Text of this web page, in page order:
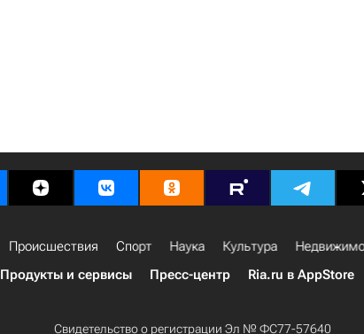
Происшествия Спорт Наука Культура
Продукты и сервисы Пресс-центр Ria.ru в AppStore
Свидетельство о регистрации Эл № ФС77-57640